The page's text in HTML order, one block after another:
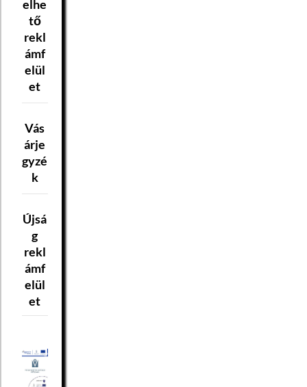
elhe
tő
rekl
ámf
elül
et
Vás
árje
gyzé
k
Újsá
g
rekl
ámf
elül
et